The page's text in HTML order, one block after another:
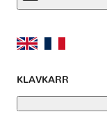
KLAVKARR